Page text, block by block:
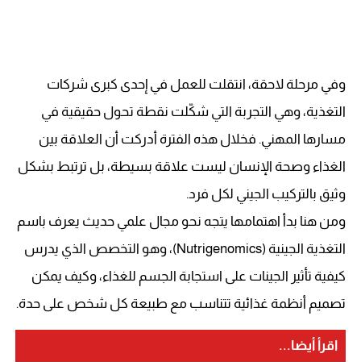
وفي مرحلة لاحقة، انتقلت للعمل في إحدى كبرى شركات
التغذية، وهي التجربة التي شكّلت نقطة تحول حقيقية في
مسارها المهني. فخلال هذه الفترة أدركت أن العلاقة بين
الغذاء وصحة الإنسان ليست علاقة بسيطة، بل ترتبط بشكل
وثيق بالتركيب الجيني لكل فرد.
ومن هنا بدأ اهتمامها يتجه نحو مجال علمي حديث يعرف باسم
التغذية الجينية (Nutrigenomics)، وهو التخصص الذي يدرس
كيفية تأثير الجينات على استجابة الجسم للغذاء، وكيف يمكن
تصميم أنظمة غذائية تتناسب مع طبيعة كل شخص على حدة.
اقرأ أيضا...